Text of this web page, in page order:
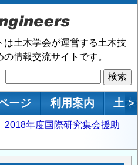
は土木学会が運営する土木技
の情報交流サイトです。
索
ージ 利用案内 土 >
年度国際研究集会援助